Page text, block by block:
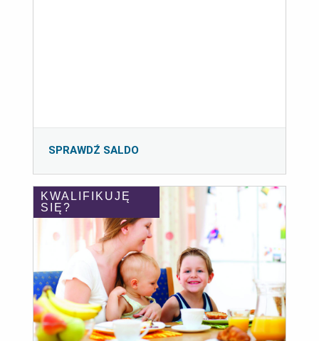
SPRAWDŹ SALDO
KWALIFIKUJĘ
SIĘ?